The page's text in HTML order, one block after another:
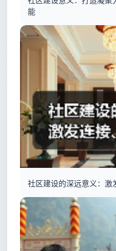
能
社区建设的深远意义：激